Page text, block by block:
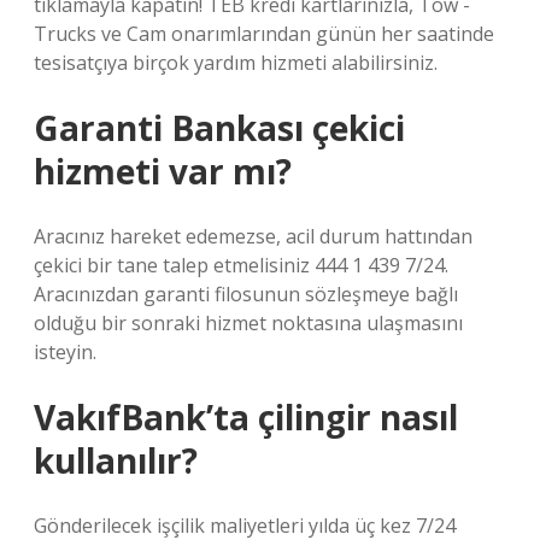
Trucks ve Cam onarımlarından günün her saatinde
tesisatçıya birçok yardım hizmeti alabilirsiniz.
Garanti Bankası çekici
hizmeti var mı?
Aracınız hareket edemezse, acil durum hattından
çekici bir tane talep etmelisiniz 444 1 439 7/24.
Aracınızdan garanti filosunun sözleşmeye bağlı
olduğu bir sonraki hizmet noktasına ulaşmasını
isteyin.
VakıfBank’ta çilingir nasıl
kullanılır?
Gönderilecek işçilik maliyetleri yılda üç kez 7/24